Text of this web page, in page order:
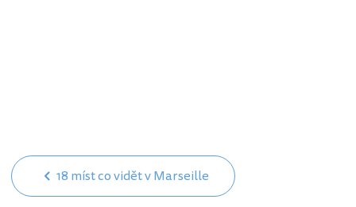
18 míst co vidět v Marseille